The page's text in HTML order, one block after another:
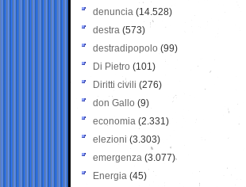
denuncia (14.528)
destra (573)
destradipopolo (99)
Di Pietro (101)
Diritti civili (276)
don Gallo (9)
economia (2.331)
elezioni (3.303)
emergenza (3.077)
Energia (45)